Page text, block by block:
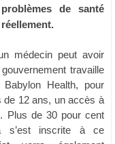
de santé
médecin peut avoir
travaille
Health, pour
de 12 ans, un accès à
Plus de 30 pour cent
s’est inscrite à ce